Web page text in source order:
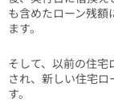
も含めたローン残
ます。
そして、以前の住宅
され、新しい住宅
す。